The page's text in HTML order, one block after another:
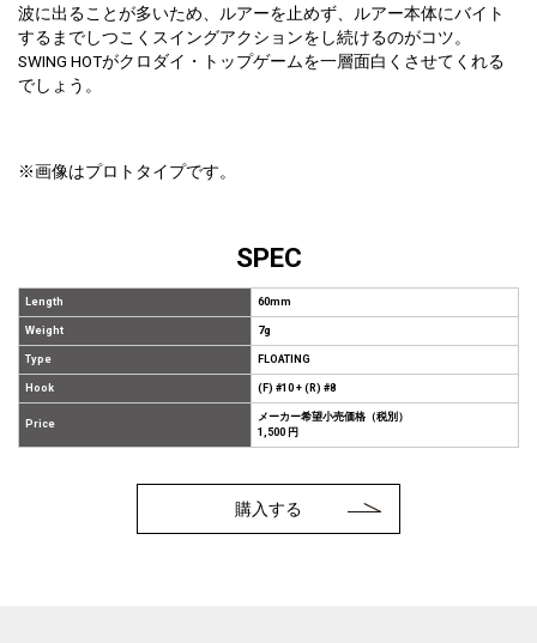
波に出ることが多いため、ルアーを止めず、ルアー本体にバイト
するまでしつこくスイングアクションをし続けるのがコツ。
SWING HOTがクロダイ・トップゲームを一層面白くさせてくれる
でしょう。
※画像はプロトタイプです。
SPEC
Length 60mm
Weight 7g
Type FLOATING
Hook (F) #10 + (R) #8
Price
メーカー希望小売価格（税別）
1,500 円
購入する